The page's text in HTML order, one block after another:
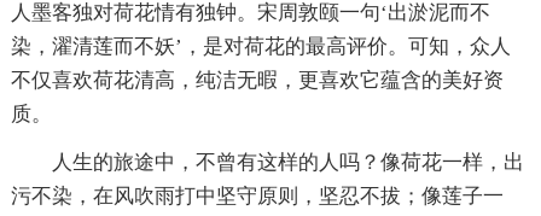
人墨客独对荷花情有独钟。宋周敦颐一句‘出淤泥而不
染，濯清莲而不妖’，是对荷花的最高评价。可知，众人
不仅喜欢荷花清高，纯洁无暇，更喜欢它蕴含的美好资
质。
人生的旅途中，不曾有这样的人吗？像荷花一样，出
污不染，在风吹雨打中坚守原则，坚忍不拔；像莲子一